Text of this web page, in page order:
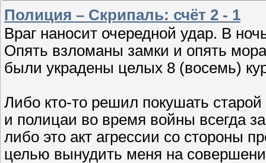
Полиция – Скрипаль: счёт 2 - 1
Враг наносит очередной удар. В
Опять взломаны замки и опять
были украдены целых 8 (восемь)
Либо кто-то решил покушать
и полицаи во время войны всегда
либо это акт агрессии со стороны
целью вынудить меня на